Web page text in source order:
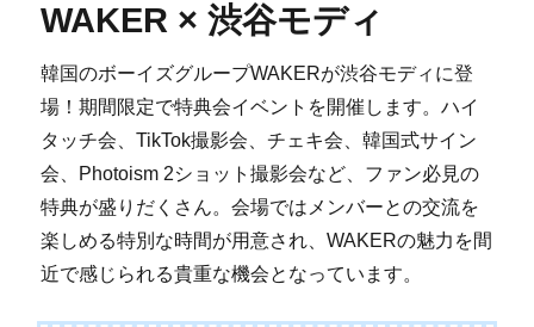
WAKER × 渋谷モディ
韓国のボーイズグループWAKERが渋谷モディに登
場！期間限定で特典会イベントを開催します。ハイ
タッチ会、TikTok撮影会、チェキ会、韓国式サイン
会、Photoism 2ショット撮影会など、ファン必見の
特典が盛りだくさん。会場ではメンバーとの交流を
楽しめる特別な時間が用意され、WAKERの魅力を間
近で感じられる貴重な機会となっています。